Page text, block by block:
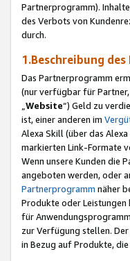
Partnerprogramm).
des Verbots von
durch.
1.Beschreibung
Das Partnerprogramm
(nur verfügbar für
Website“) Geld zu
ist, einer anderen im
Alexa Skill (über das
markierten Link-Formate
Wenn unsere Kunden die
angeboten werden, oder
Partnerprogramm näher
Produkte oder Leistungen
für
zur Verfügung stellen.
in Bezug auf Produkte,